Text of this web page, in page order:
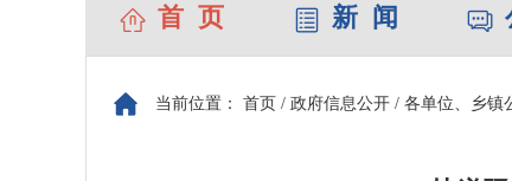
首 页 新 闻
当前位置： 首页 / 政府信息公开 / 各单位、乡镇